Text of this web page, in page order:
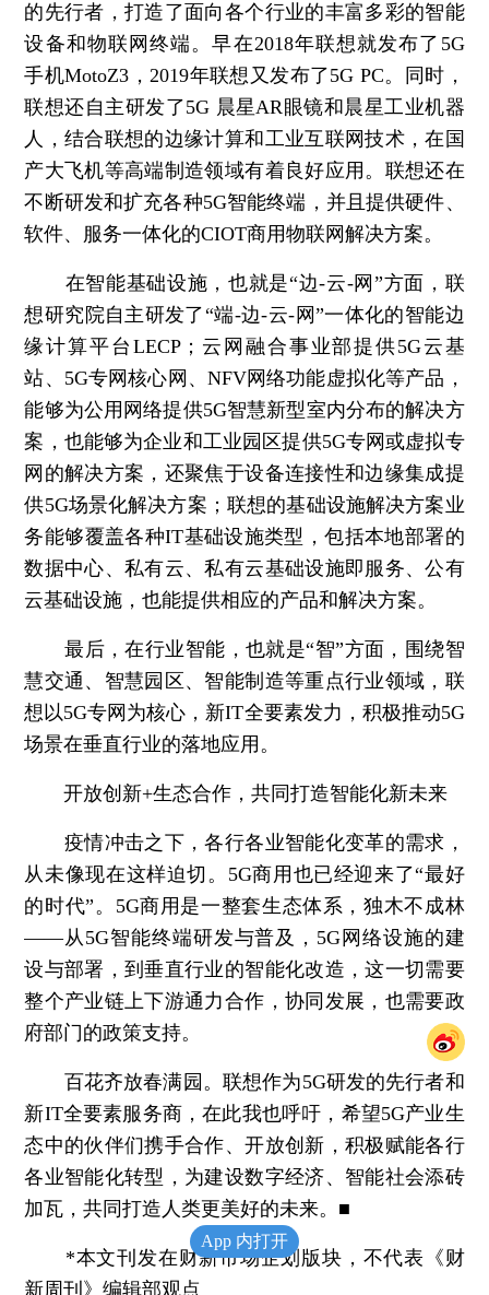
的先行者，打造了面向各个行业的丰富多彩的智能
设备和物联网终端。早在2018年联想就发布了5G
手机MotoZ3，2019年联想又发布了5G PC。同时，
联想还自主研发了5G 晨星AR眼镜和晨星工业机器
人，结合联想的边缘计算和工业互联网技术，在国
产大飞机等高端制造领域有着良好应用。联想还在
不断研发和扩充各种5G智能终端，并且提供硬件、
软件、服务一体化的CIOT商用物联网解决方案。
在智能基础设施，也就是“边-云-网”方面，联
想研究院自主研发了“端-边-云-网”一体化的智能边
缘计算平台LECP；云网融合事业部提供5G云基
站、5G专网核心网、NFV网络功能虚拟化等产品，
能够为公用网络提供5G智慧新型室内分布的解决方
案，也能够为企业和工业园区提供5G专网或虚拟专
网的解决方案，还聚焦于设备连接性和边缘集成提
供5G场景化解决方案；联想的基础设施解决方案业
务能够覆盖各种IT基础设施类型，包括本地部署的
数据中心、私有云、私有云基础设施即服务、公有
云基础设施，也能提供相应的产品和解决方案。
最后，在行业智能，也就是“智”方面，围绕智
慧交通、智慧园区、智能制造等重点行业领域，联
想以5G专网为核心，新IT全要素发力，积极推动5G
场景在垂直行业的落地应用。
开放创新+生态合作，共同打造智能化新未来
疫情冲击之下，各行各业智能化变革的需求，
从未像现在这样迫切。5G商用也已经迎来了“最好
的时代”。5G商用是一整套生态体系，独木不成林
——从5G智能终端研发与普及，5G网络设施的建
设与部署，到垂直行业的智能化改造，这一切需要
整个产业链上下游通力合作，协同发展，也需要政
府部门的政策支持。
百花齐放春满园。联想作为5G研发的先行者和
新IT全要素服务商，在此我也呼吁，希望5G产业生
态中的伙伴们携手合作、开放创新，积极赋能各行
各业智能化转型，为建设数字经济、智能社会添砖
加瓦，共同打造人类更美好的未来。■
*本文刊发在财新市场企划版块，不代表《财
新周刊》编辑部观点
App 内打开